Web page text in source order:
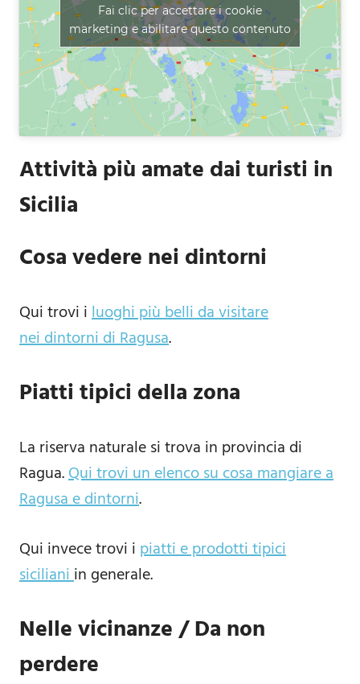
Fai clic per accettare i cookie
marketing e abilitare questo contenuto
Attività più amate dai turisti in
Sicilia
Cosa vedere nei dintorni
Qui trovi iluoghi più belli da visitare
nei dintorni di Ragusa.
Piatti tipici della zona
La riserva naturale si trova in provincia di
Ragua.Qui trovi un elenco su cosa mangiare a
Ragusa e dintorni.
Qui invece trovi i piatti e prodotti tipici
sicilianiin generale.
Nelle vicinanze / Da non
perdere